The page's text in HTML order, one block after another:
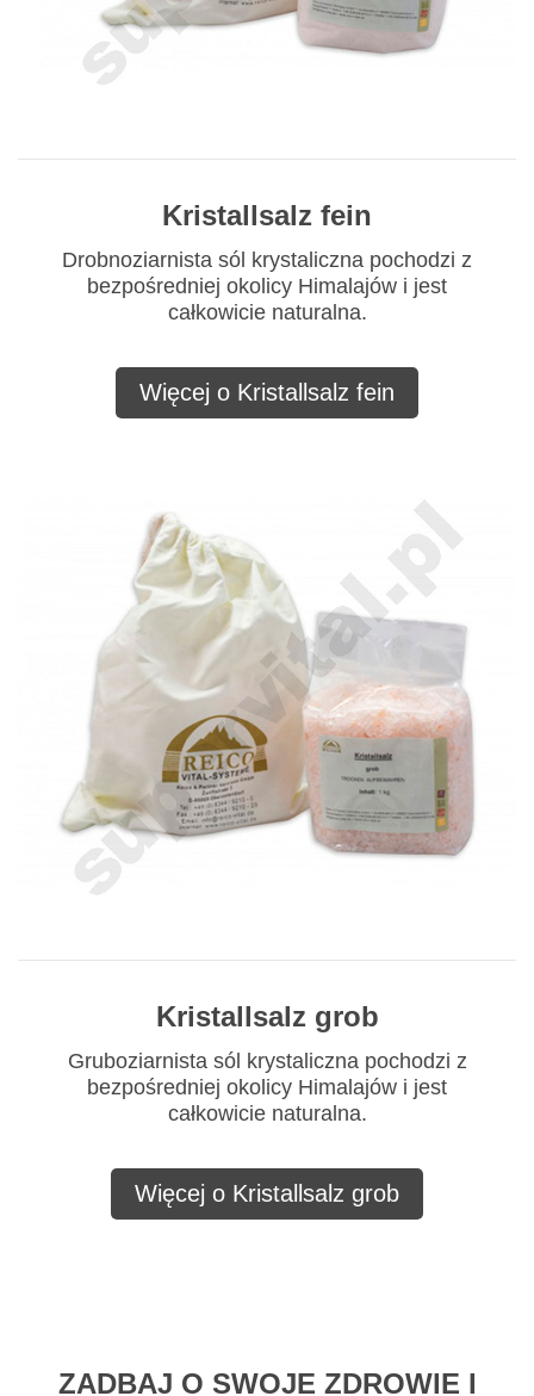
Kristallsalz fein
Drobnoziarnista sól krystaliczna pochodzi z
bezpośredniej okolicy Himalajów i jest
całkowicie naturalna.
Więcej o Kristallsalz fein
Kristallsalz grob
Gruboziarnista sól krystaliczna pochodzi z
bezpośredniej okolicy Himalajów i jest
całkowicie naturalna.
Więcej o Kristallsalz grob
ZADBAJ O SWOJE ZDROWIE I